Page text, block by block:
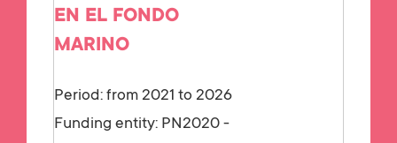
EN EL FONDO
MARINO
Period: from 2021 to 2026
Funding entity: PN2020 -